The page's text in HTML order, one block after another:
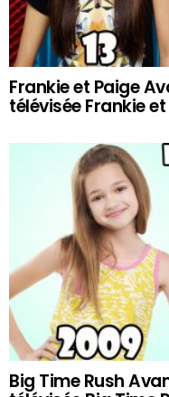
Frankie et Paige
télévisée Frankie
Big Time Rush